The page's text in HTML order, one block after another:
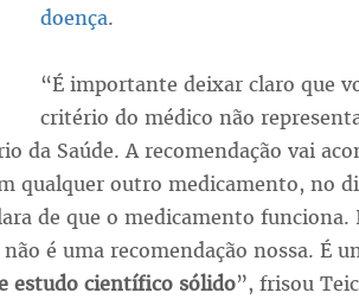
doença.
“É importante deixar claro que
critério do médico não
da Saúde. A recomendação vai
qualquer outro medicamento, no
de que o medicamento
é uma recomendação nossa. É
estudo científico sólido”, frisou